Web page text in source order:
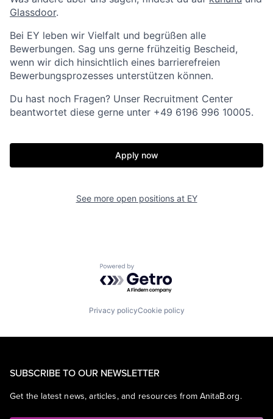
Glassdoor.
Bei EY leben wir Vielfalt und begrüßen alle
Bewerbungen. Sag uns gerne frühzeitig Bescheid,
wenn wir dich hinsichtlich eines barrierefreien
Bewerbungsprozesses unterstützen können.
Du hast noch Fragen? Unser Recruitment Center
beantwortet diese gerne unter +49 6196 996 10005.
Apply now
See more open positions at EY
Powered by Getro.com
Privacy policyCookie policy
SUBSCRIBE TO OUR NEWSLETTER
Get the latest news, articles, and resources from AnitaB.org.